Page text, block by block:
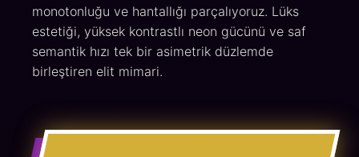
monotonluğu ve hantallığı parçalıyoruz. Lüks
estetiği, yüksek kontrastlı neon gücünü ve saf
semantik hızı tek bir asimetrik düzlemde
birleştiren elit mimari.